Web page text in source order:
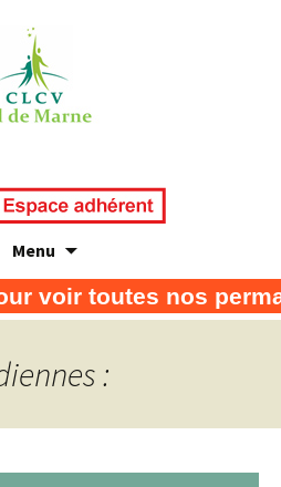
Menu
Marne
des consommateurs
voir toutes nos
: